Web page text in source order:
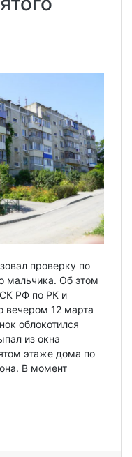
проверку по
мальчика. Об этом
РФ по РК и
вечером 12 марта
облокотился
из окна
этаже дома по
В момент